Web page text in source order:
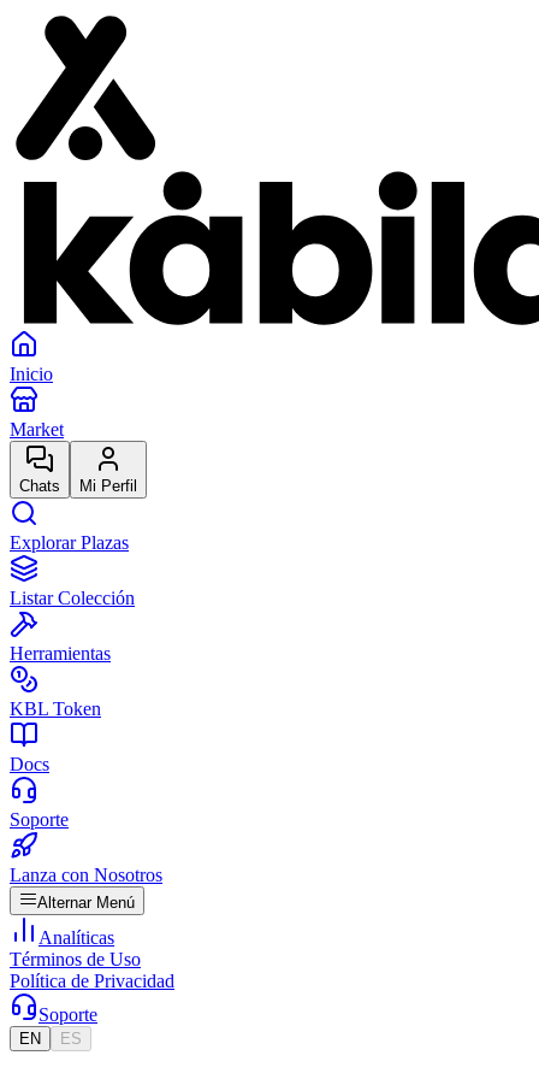
Inicio
Market
Chats Mi Perfil
Explorar Plazas
Listar Colección
Herramientas
KBL Token
Docs
Soporte
Lanza con Nosotros
Alternar Menú
Analíticas
Términos de Uso
Política de Privacidad
Soporte
EN ES